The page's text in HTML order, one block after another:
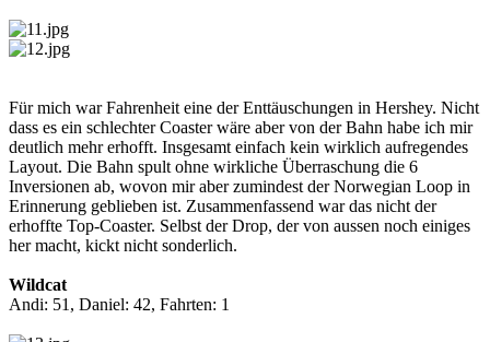
Für mich war Fahrenheit eine der Enttäuschungen in Hershey. Nicht
dass es ein schlechter Coaster wäre aber von der Bahn habe ich mir
deutlich mehr erhofft. Insgesamt einfach kein wirklich aufregendes
Layout. Die Bahn spult ohne wirkliche Überraschung die 6
Inversionen ab, wovon mir aber zumindest der Norwegian Loop in
Erinnerung geblieben ist. Zusammenfassend war das nicht der
erhoffte Top-Coaster. Selbst der Drop, der von aussen noch einiges
her macht, kickt nicht sonderlich.
Wildcat
Andi: 51, Daniel: 42, Fahrten: 1